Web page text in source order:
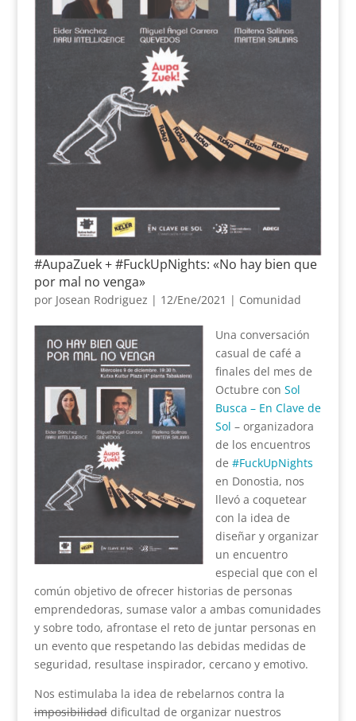
#AupaZuek + #FuckUpNights: «No hay bien que
por mal no venga»
por Josean Rodriguez | 12/Ene/2021 | Comunidad
Una conversación
casual de café a
finales del mes de
Octubre con Sol
Busca – En Clave de
Sol – organizadora
de los encuentros
de #FuckUpNights
en Donostia, nos
llevó a coquetear
con la idea de
diseñar y organizar
un encuentro
especial que con el
común objetivo de ofrecer historias de personas
emprendedoras, sumase valor a ambas comunidades
y sobre todo, afrontase el reto de juntar personas en
un evento que respetando las debidas medidas de
seguridad, resultase inspirador, cercano y emotivo.
Nos estimulaba la idea de rebelarnos contra la
imposibilidaddificultad de organizar nuestros